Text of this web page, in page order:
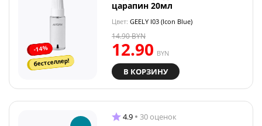
-14%
бестселлер!
царапин 20мл
Цвет: GEELY I03 (Icon Blue)
12.90 BYN
14.90BYN
В КОРЗИНУ
4.9 30 оценок